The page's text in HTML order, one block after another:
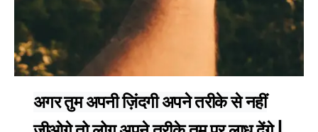
अगर तुम अपनी ज़िंदगी अपने तरीके से नहीं